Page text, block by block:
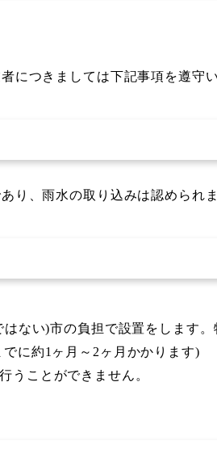
につきましては下記事項を遵守
り、雨水の取り込みは認められ
ない)市の負担で設置をします
に約1ヶ月～2ヶ月かかります)
うことができません。